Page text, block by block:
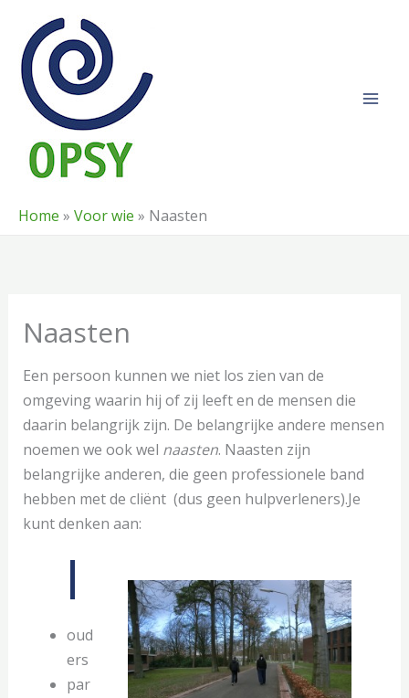
naar
inhoud
Home » Voor wie » Naasten
Naasten
Een persoon kunnen we niet los zien van de
omgeving waarin hij of zij leeft en de mensen die
daarin belangrijk zijn. De belangrijke andere mensen
noemen we ook wel naasten. Naasten zijn
belangrijke anderen, die geen professionele band
hebben met de cliënt (dus geen hulpverleners).Je
kunt denken aan:
oud
ers
par